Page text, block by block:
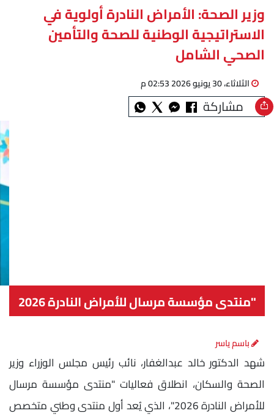
وزير الصحة: الأمراض النادرة أولوية في
الاستراتيجية الوطنية للصحة والتأمين
الصحي الشامل
الثلاثاء، 30 يونيو 2026 02:53 م
مشاركة
"منتدى مؤسسة مرسال للأمراض النادرة 2026
باسم ياسر
شهد الدكتور خالد عبدالغفار، نائب رئيس مجلس الوزراء وزير
الصحة والسكان، انطلاق فعاليات "منتدى مؤسسة مرسال
للأمراض النادرة 2026"، الذي يُعد أول منتدى وطني متخصص